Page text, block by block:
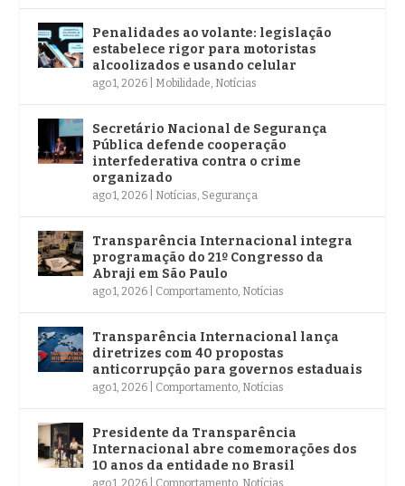
Penalidades ao volante: legislação
estabelece rigor para motoristas
alcoolizados e usando celular
ago 1, 2026 Mobilidade Notícias
Secretário Nacional de Segurança
Pública defende cooperação
interfederativa contra o crime
organizado
ago 1, 2026 Notícias Segurança
Transparência Internacional integra
programação do 21º Congresso da
Abraji em São Paulo
ago 1, 2026 Comportamento Notícias
Transparência Internacional lança
diretrizes com 40 propostas
anticorrupção para governos estaduais
ago 1, 2026 Comportamento Notícias
Presidente da Transparência
Internacional abre comemorações dos
10 anos da entidade no Brasil
ago 1, 2026 Comportamento Notícias